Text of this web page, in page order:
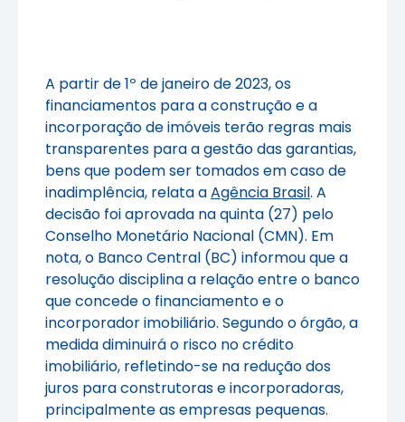
A partir de 1º de janeiro de 2023, os
financiamentos para a construção e a
incorporação de imóveis terão regras mais
transparentes para a gestão das garantias,
bens que podem ser tomados em caso de
inadimplência, relata aAgência Brasil. A
decisão foi aprovada na quinta (27) pelo
Conselho Monetário Nacional (CMN). Em
nota, o Banco Central (BC) informou que a
resolução disciplina a relação entre o banco
que concede o financiamento e o
incorporador imobiliário. Segundo o órgão, a
medida diminuirá o risco no crédito
imobiliário, refletindo-se na redução dos
juros para construtoras e incorporadoras,
principalmente as empresas pequenas.